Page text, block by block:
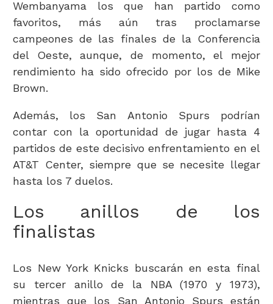
Wembanyama los que han partido como
favoritos, más aún tras proclamarse
campeones de las finales de la Conferencia
del Oeste, aunque, de momento, el mejor
rendimiento ha sido ofrecido por los de Mike
Brown.
Además, los San Antonio Spurs podrían
contar con la oportunidad de jugar hasta 4
partidos de este decisivo enfrentamiento en el
AT&T Center, siempre que se necesite llegar
hasta los 7 duelos.
Los anillos de los
finalistas
Los New York Knicks buscarán en esta final
su tercer anillo de la NBA (1970 y 1973),
mientras que los San Antonio Spurs están